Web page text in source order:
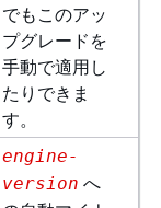
でもこのアッ
プグレードを
手動で適用し
たりできま
す。
engine-
version へ